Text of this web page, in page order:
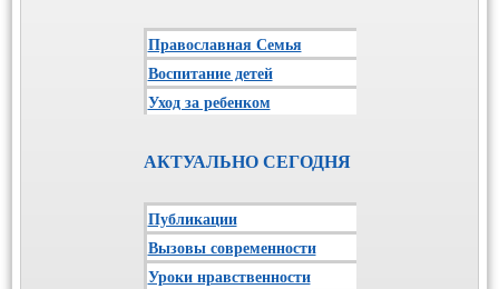
Православная Семья
Воспитание детей
Уход за ребенком
АКТУАЛЬНО СЕГОДНЯ
Публикации
Вызовы современности
Уроки нравственности